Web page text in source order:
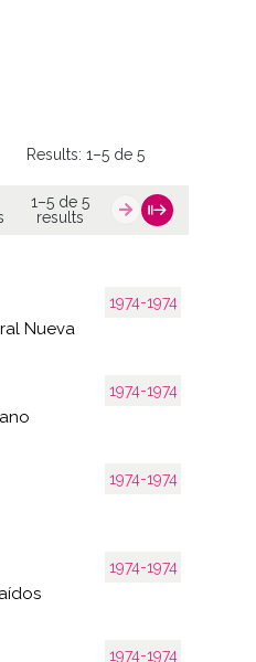
Results:1–5 de 5
1–5 de 5
results
1974-1974
Nueva
1974-1974
1974-1974
1974-1974
1974-1974